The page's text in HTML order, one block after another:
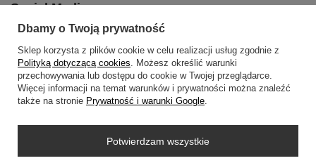
Social Media
O NAS
wowbag2024@gmail.com
Dbamy o Twoją prywatność
Sklep korzysta z plików cookie w celu realizacji usług zgodnie z
Polityką dotyczącą cookies. Możesz określić warunki
przechowywania lub dostępu do cookie w Twojej przeglądarce.
Więcej informacji na temat warunków i prywatności można znaleźć
także na stronie Prywatność i warunki Google.
Potwierdzam wszystkie